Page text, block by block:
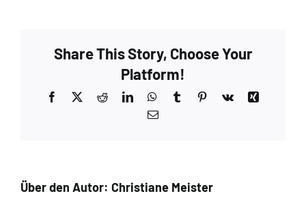
Share This Story, Choose Your
Platform!
Facebook Reddit LinkedInWhatsApp
TumblrPinterest
Vk
E-
Über den Autor: Christiane Meister